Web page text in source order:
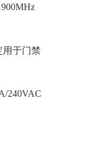
用于门禁
240VAC